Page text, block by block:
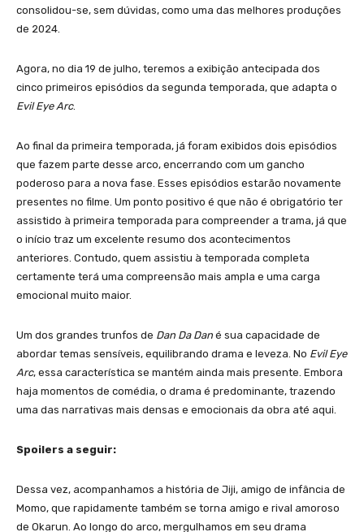
consolidou-se, sem dúvidas, como uma das melhores produções
de 2024.
Agora, no dia 19 de julho, teremos a exibição antecipada dos
cinco primeiros episódios da segunda temporada, que adapta o
Evil Eye Arc.
Ao final da primeira temporada, já foram exibidos dois episódios
que fazem parte desse arco, encerrando com um gancho
poderoso para a nova fase. Esses episódios estarão novamente
presentes no filme. Um ponto positivo é que não é obrigatório ter
assistido à primeira temporada para compreender a trama, já que
o início traz um excelente resumo dos acontecimentos
anteriores. Contudo, quem assistiu à temporada completa
certamente terá uma compreensão mais ampla e uma carga
emocional muito maior.
Um dos grandes trunfos de Dan Da Dan é sua capacidade de
abordar temas sensíveis, equilibrando drama e leveza. No Evil Eye
Arc, essa característica se mantém ainda mais presente. Embora
haja momentos de comédia, o drama é predominante, trazendo
uma das narrativas mais densas e emocionais da obra até aqui.
Spoilers a seguir:
Dessa vez, acompanhamos a história de Jiji, amigo de infância de
Momo, que rapidamente também se torna amigo e rival amoroso
de Okarun. Ao longo do arco, mergulhamos em seu drama